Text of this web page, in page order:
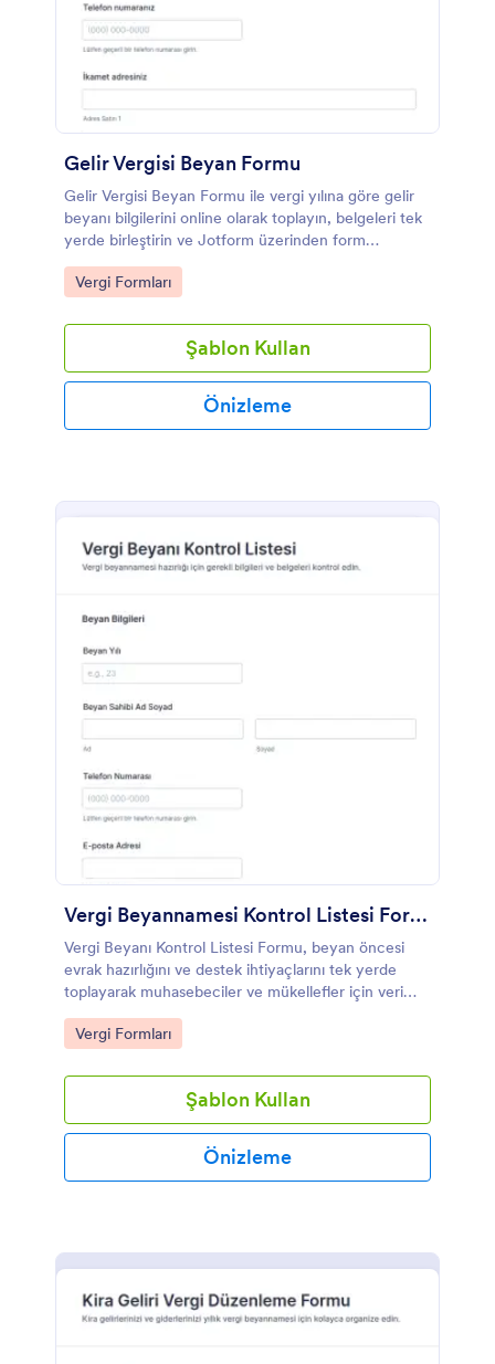
Gelir Vergisi Beyan Formu
Gelir Vergisi Beyan Formu ile vergi yılına göre gelir
beyanı bilgilerini online olarak toplayın, belgeleri tek
yerde birleştirin ve Jotform üzerinden form
yanıtlarını kolayca takip edin.
Go to Category:
Vergi Formları
Şablon Kullan
Önizleme
Vergi Beyannamesi Kontrol Listesi Formu
Vergi Beyanı Kontrol Listesi Formu, beyan öncesi
evrak hazırlığını ve destek ihtiyaçlarını tek yerde
toplayarak muhasebeciler ve mükellefler için veri
toplama ve takip sürecini kolaylaştırır.
Go to Category:
Vergi Formları
Şablon Kullan
Önizleme